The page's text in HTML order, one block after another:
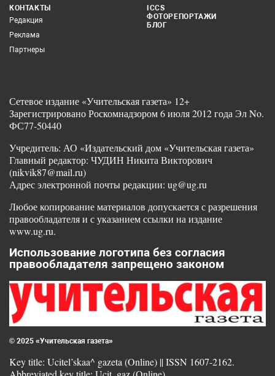
КОНТАКТЫ
Редакция
Реклама
Партнеры
ICCS
ФОТОРЕПОРТАЖИ
БЛОГ
Сетевое издание «Учительская газета» 12+
Зарегистрировано Роскомнадзором 6 июля 2012 года Эл No.
ФС77-50440
Учредитель: АО «Издательский дом «Учительская газета»
Главный редактор: ЧУДИН Никита Викторович
(nikvik87@mail.ru)
Адрес электронной почты редакции: ug@ug.ru
Любое копирование материалов допускается с разрешения
правообладателя и с указанием ссылки на издание
www.ug.ru.
Использование логотипа без согласия
правообладателя запрещено законом
© 2025 «Учительская газета»
Key title: Ucitel’skaa^ gazeta (Online) || ISSN 1607-2162.